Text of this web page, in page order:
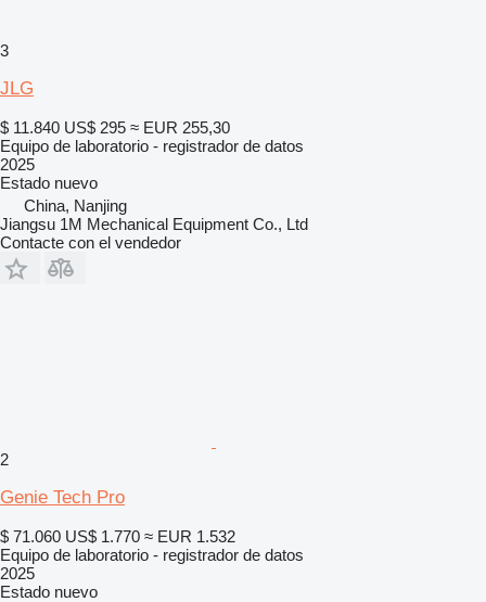
3
JLG
$ 11.840 US$ 295 ≈ EUR 255,30
Equipo de laboratorio - registrador de datos
2025
Estado nuevo
China, Nanjing
Jiangsu 1M Mechanical Equipment Co., Ltd
Contacte con el vendedor
2
Genie Tech Pro
$ 71.060 US$ 1.770 ≈ EUR 1.532
Equipo de laboratorio - registrador de datos
2025
Estado nuevo